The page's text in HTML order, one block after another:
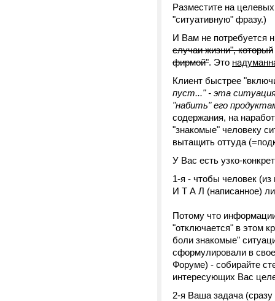
Разместите на
"ситуативную" фразу.)
И Вам не потребуется
случаи жизни", который
фирмой". Это
Клиент быстрее
пуст..." - эта
"набить" его
содержания, на
"знакомые" человеку
вытащить оттуда
У Вас есть узко-
1-я - чтобы человек
И Т А Л (написанное)
Потому что
"отключается" в этом
боли знакомые"
сформулировали в
Форуме) - собирайте
интересующих Вас
2-я Ваша задача